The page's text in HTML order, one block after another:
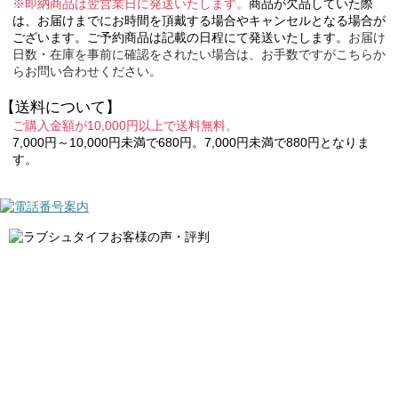
※即納商品は翌営業日に発送いたします。 商品が欠品していた際
は、お届けまでにお時間を頂戴する場合やキャンセルとなる場合が
ございます。ご予約商品は記載の日程にて発送いたします。 お届け
日数・在庫を事前に確認をされたい場合は、お手数ですがこちらか
らお問い合わせください。
【送料について】
ご購入金額が10,000円以上で送料無料。
7,000円～10,000円未満で680円。7,000円未満で880円となりま
す。